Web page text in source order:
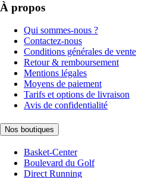
À propos
Qui sommes-nous ?
Contactez-nous
Conditions générales de vente
Retour & remboursement
Mentions légales
Moyens de paiement
Tarifs et options de livraison
Avis de confidentialité
Nos boutiques
Basket-Center
Boulevard du Golf
Direct Running